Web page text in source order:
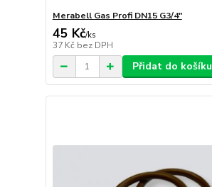
Merabell Gas Profi DN15 G3/4"
45 Kč/ks
37 Kč bez DPH
Přidat do košíku